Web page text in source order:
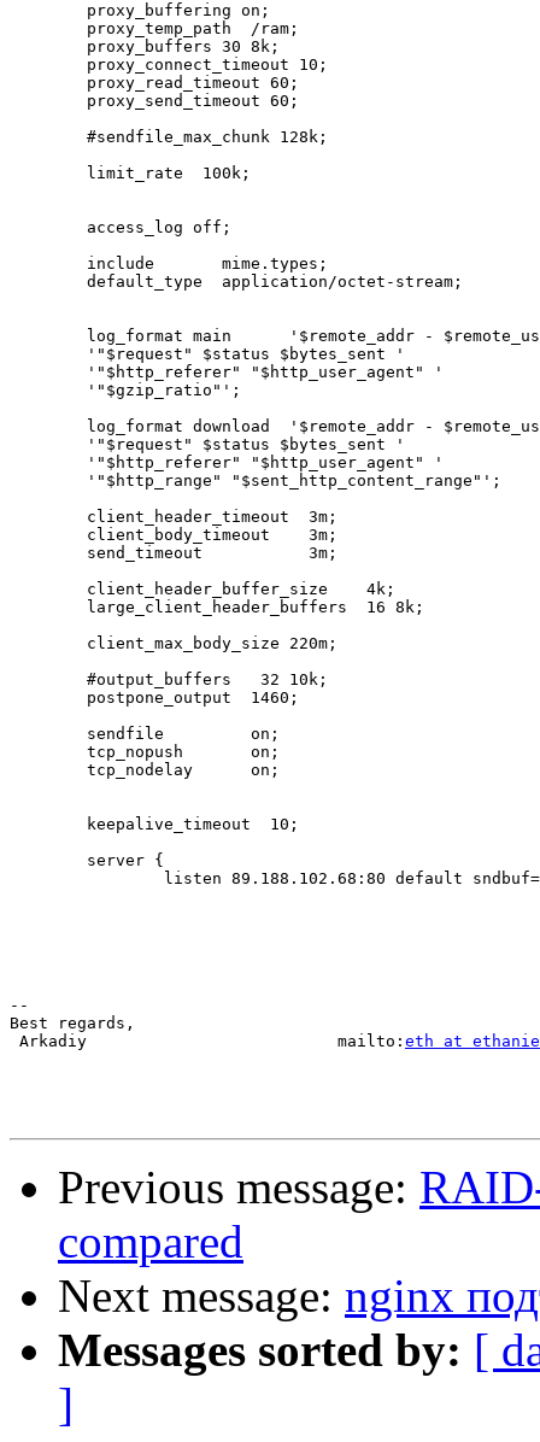
        proxy_buffering on;
        proxy_temp_path  /ram;
        proxy_buffers 30 8k;
        proxy_connect_timeout 10;
        proxy_read_timeout 60;
        proxy_send_timeout 60;
        #sendfile_max_chunk 128k;
        limit_rate  100k;
        access_log off;
        include       mime.types;
        default_type  application/octet-stream;
log_format main      '$remote_addr -
        '"$request" $status $bytes_sent '
        '"$http_referer" "$http_user_agent" '
        '"$gzip_ratio"';
log_format download  '$remote_addr -
        '"$request" $status $bytes_sent '
        '"$http_referer" "$http_user_agent" '
        '"$http_range" "$sent_http_content_range"';
        client_header_timeout  3m;
        client_body_timeout    3m;
        send_timeout           3m;
        client_header_buffer_size    4k;
        large_client_header_buffers  16 8k;
        client_max_body_size 220m;
        #output_buffers   32 10k;
        postpone_output  1460;
        sendfile         on;
        tcp_nopush       on;
        tcp_nodelay      on;
        keepalive_timeout  10;
        server {
listen 89.188.102.68:80 default
--
Best regards,
Arkadiy                          mailto: eth at
Previous message:
compared
Next message: nginx
Messages sorted by: [
]